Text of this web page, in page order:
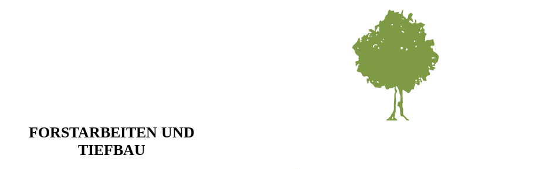
FORSTARBEITEN UND
TIEFBAU